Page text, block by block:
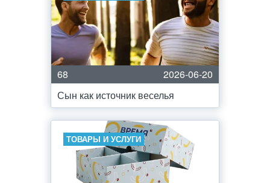
68
2026-06-20
Сын как источник веселья
ТОВАРЫ И УСЛУГИ